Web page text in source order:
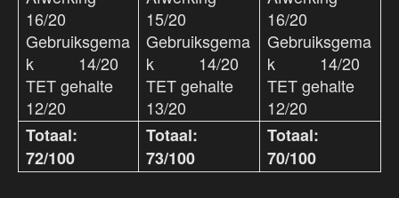
16/20
Gebruiksgema
k 14/20
TET gehalte
12/20
15/20
Gebruiksgema
k 14/20
TET gehalte
13/20
16/20
Gebruiksgema
k 14/20
TET gehalte
12/20
Totaal:
72/100
Totaal:
73/100
Totaal:
70/100